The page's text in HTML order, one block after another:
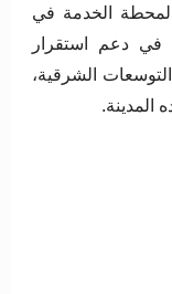
الخدمة في
في دعم استقرار
الشرقية،
المدينة.